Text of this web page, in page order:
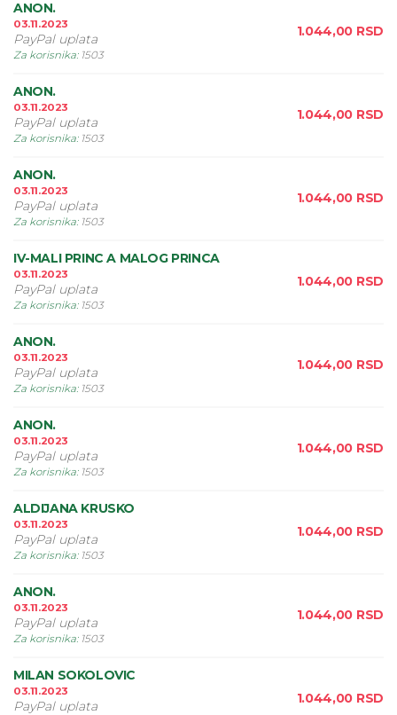
ANON.
03.11.2023
PayPal uplata
Za korisnika: 1503
1.044,00 RSD
ANON.
03.11.2023
PayPal uplata
Za korisnika: 1503
1.044,00 RSD
ANON.
03.11.2023
PayPal uplata
Za korisnika: 1503
1.044,00 RSD
IV-MALI PRINC A MALOG PRINCA
03.11.2023
PayPal uplata
Za korisnika: 1503
1.044,00 RSD
ANON.
03.11.2023
PayPal uplata
Za korisnika: 1503
1.044,00 RSD
ANON.
03.11.2023
PayPal uplata
Za korisnika: 1503
1.044,00 RSD
ALDIJANA KRUSKO
03.11.2023
PayPal uplata
Za korisnika: 1503
1.044,00 RSD
ANON.
03.11.2023
PayPal uplata
Za korisnika: 1503
1.044,00 RSD
MILAN SOKOLOVIC
03.11.2023
PayPal uplata 1.044,00 RSD